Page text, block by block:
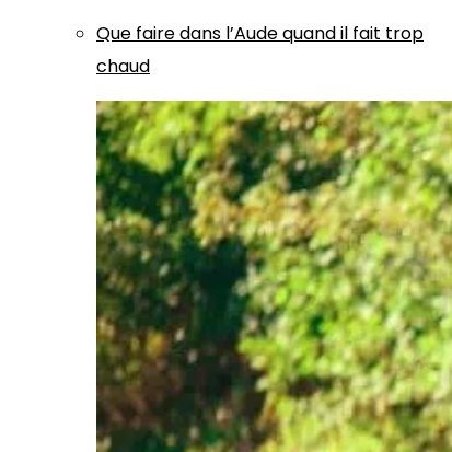
Que faire dans l’Aude quand il fait trop
chaud